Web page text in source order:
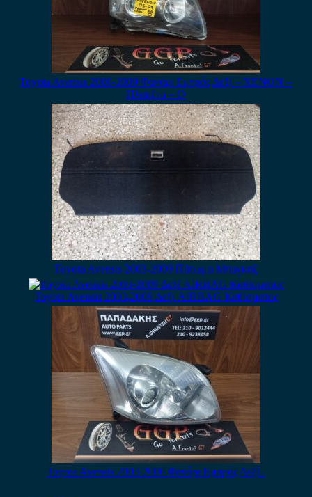
Toyota Avensis 2006-2009 Φανάρι Εμπρός Δεξί – XENON –
Πλακέτα – Ο
Toyota Avensis 2003-2009 Πάτωμα Μπαγκάζ
Toyota Avensis 2003-2009 Δεξί AIRBAG Καθίσματος
Toyota Avensis 2003-2006 Φανάρι Εμπρός Δεξί .